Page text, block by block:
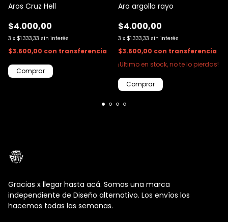
Aros Cruz Hell
$4.000,00
3 x $1.333,33 sin interés
$3.600,00 con transferencia
Aro argolla rayo
$4.000,00
3 x $1.333,33 sin interés
$3.600,00 con transferencia
¡Ultimo en stock, no te lo pierdas!
Gracias x llegar hasta acá. Somos una marca
independiente de Diseño alternativo. Los envíos los
hacemos todas las semanas.